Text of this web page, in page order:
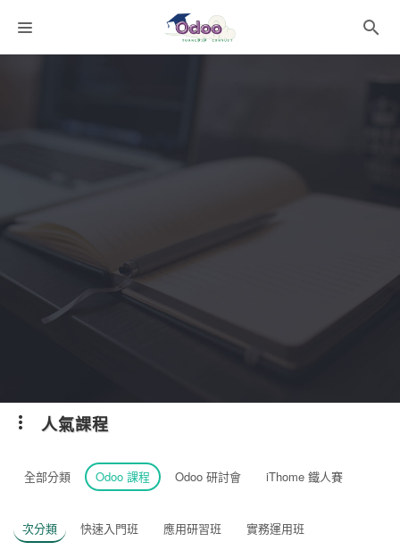
人氣課程
全部分類 Odoo 課程 Odoo 研討會 iThome 鐵人賽
次分類 快速入門班 應用研習班 實務運用班